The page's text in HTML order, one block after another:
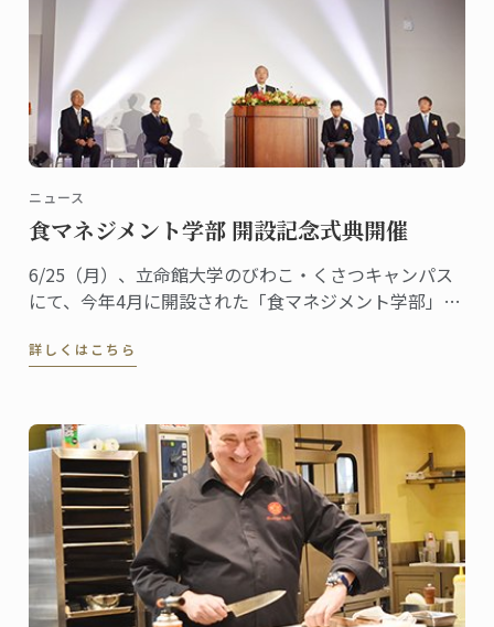
ニュース
食マネジメント学部 開設記念式典開催
6/25（月）、立命館大学のびわこ・くさつキャンパス
にて、今年4月に開設された「食マネジメント学部」の
ーは立命館大学と教学提携し、同学部において「グロ
詳しくはこちら